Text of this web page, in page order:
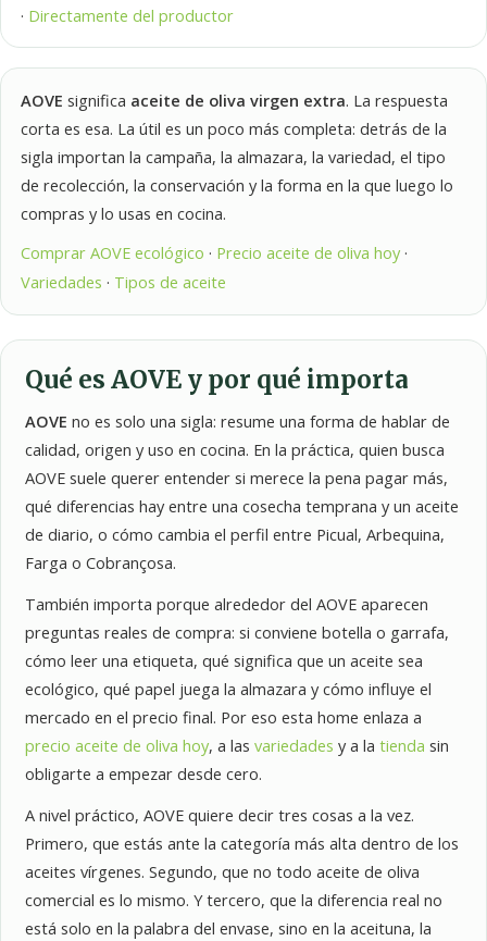
· Directamente del productor
AOVE significa aceite de oliva virgen extra. La respuesta
corta es esa. La útil es un poco más completa: detrás de la
sigla importan la campaña, la almazara, la variedad, el tipo
de recolección, la conservación y la forma en la que luego lo
compras y lo usas en cocina.
Comprar AOVE ecológico · Precio aceite de oliva hoy ·
Variedades · Tipos de aceite
Qué es AOVE y por qué importa
AOVE no es solo una sigla: resume una forma de hablar de
calidad, origen y uso en cocina. En la práctica, quien busca
AOVE suele querer entender si merece la pena pagar más,
qué diferencias hay entre una cosecha temprana y un aceite
de diario, o cómo cambia el perfil entre Picual, Arbequina,
Farga o Cobrançosa.
También importa porque alrededor del AOVE aparecen
preguntas reales de compra: si conviene botella o garrafa,
cómo leer una etiqueta, qué significa que un aceite sea
ecológico, qué papel juega la almazara y cómo influye el
mercado en el precio final. Por eso esta home enlaza a
precio aceite de oliva hoy, a las variedades y a la tienda sin
obligarte a empezar desde cero.
A nivel práctico, AOVE quiere decir tres cosas a la vez.
Primero, que estás ante la categoría más alta dentro de los
aceites vírgenes. Segundo, que no todo aceite de oliva
comercial es lo mismo. Y tercero, que la diferencia real no
está solo en la palabra del envase, sino en la aceituna, la